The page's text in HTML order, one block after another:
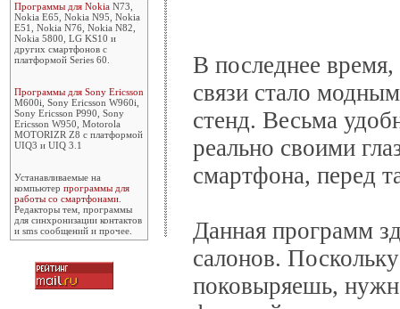
Программы для Nokia N73,
Nokia E65, Nokia N95, Nokia
E51, Nokia N76, Nokia N82,
Nokia 5800, LG KS10 и
других смартфонов с
платформой Series 60.
Программы для Sony Ericsson
M600i, Sony Ericsson W960i,
Sony Ericsson P990, Sony
Ericsson W950, Motorola
MOTORIZR Z8 с платформой
UIQ3 и UIQ 3.1
Устанавливаемые на
компьютер программы для
работы со смартфонами
Редакторы тем, программы
для синхронизации контактов
и sms сообщений и прочее.
В последнее
связи стало
стенд. Весьма
реально своими
смартфона, перед
Данная программ
салонов.
поковыряешь,